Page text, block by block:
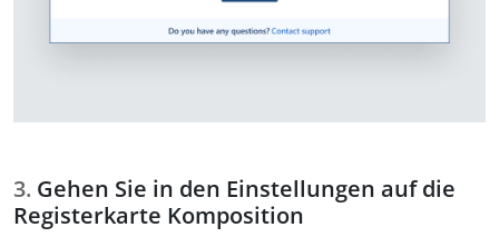
Gehen Sie in den Einstellungen auf die
Registerkarte Komposition